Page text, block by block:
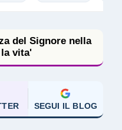
del Signore nella
vita'
SEGUI IL BLOG